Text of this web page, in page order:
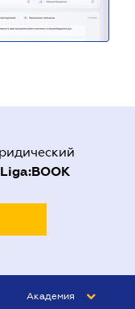
Liga:BOOK
Академия